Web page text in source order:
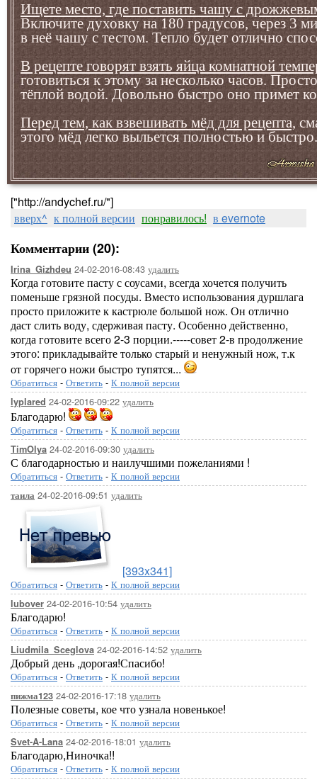
Ищете место, где поставить чашу с
Включите духовку на 180 градусов, через 3
в неё чашу с тестом. Тепло будет отлично
В рецепте говорят взять яйца комнатной
готовиться к этому за несколько часов.
тёплой водой. Довольно быстро оно примет
Перед тем, как взвешивать мёд для рецепта,
этого мёд легко выльется полностью и быстро.
["http://andychef.ru/"]
вверх^ к полной версии понравилось! в evernote
Комментарии (20):
Irina_Gizhdeu 24-02-2016-08:43 удалить
Когда готовите пасту с соусами, всегда хочется получить
поменьше грязной посуды. Вместо использования дуршлага
просто приложите к кастрюле большой нож. Он отлично
даст слить воду, сдерживая пасту. Особенно действенно,
когда готовите всего 2-3 порции.-----совет 2-в продолжение
этого: прикладывайте только старый и ненужный нож, т.к
от горячего ножи быстро тупятся...
Обратиться - Ответить - К полной версии
lyplared 24-02-2016-09:22 удалить
Благодарю!
Обратиться - Ответить - К полной версии
TimOlya 24-02-2016-09:30 удалить
С благодарностью и наилучшими пожеланиями !
Обратиться - Ответить - К полной версии
таила 24-02-2016-09:51 удалить
[393x341]
Обратиться - Ответить - К полной версии
lubover 24-02-2016-10:54 удалить
Благодарю!
Обратиться - Ответить - К полной версии
Liudmila_Sceglova 24-02-2016-14:52 удалить
Добрый день ,дорогая!Спасибо!
Обратиться - Ответить - К полной версии
пижма123 24-02-2016-17:18 удалить
Полезные советы, кое что узнала новенькое!
Обратиться - Ответить - К полной версии
Svet-A-Lana 24-02-2016-18:01 удалить
Благодарю,Ниночка!!
Обратиться - Ответить - К полной версии